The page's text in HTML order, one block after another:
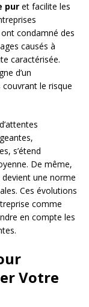
pur et facilite les
condamné des
causés à
caractérisée.
d’un
le risque
s’étend
De même,
devient une norme
Ces évolutions
comme
en compte les
Votre